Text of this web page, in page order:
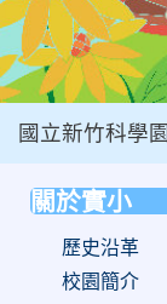
國立新竹科學
關於實小
歷史沿革
校園簡介